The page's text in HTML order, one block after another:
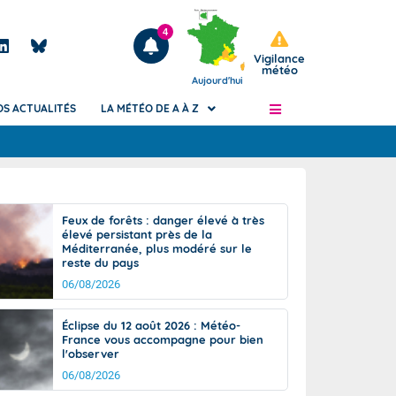
Articles
4
Aujourd'hui
Vigilance
météo
de
Phénomènes dangereux de J+2 à J+7
Avertissement pluies intenses à l'échelle
des communes (Apic)
Bulletins Marine
d'avalanche
Météo des forêts
Vigicrues
ACTUALITÉS LA MÉTÉO DE A À Z
Feux de forêts : danger élevé à très
élevé persistant près de la
Méditerranée, plus modéré sur le
reste du pays
06/08/2026
Éclipse du 12 août 2026 : Météo-
France vous accompagne pour bien
l'observer
06/08/2026